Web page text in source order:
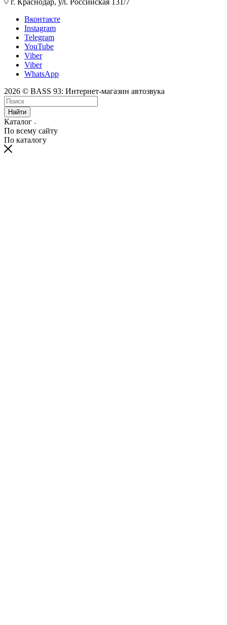
г. Краснодар, ул. Российская 131/7
Вконтакте
Instagram
Telegram
YouTube
Viber
Viber
WhatsApp
2026 © BASS 93: Интернет-магазин автозвука
Найти
Каталог
По всему сайту
По каталогу